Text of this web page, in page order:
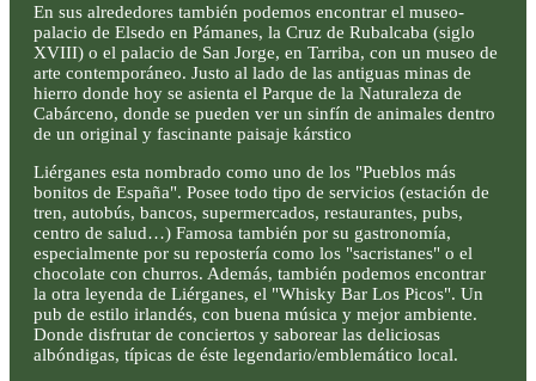
En sus alrededores también podemos encontrar el museo-
palacio de Elsedo en Pámanes, la Cruz de Rubalcaba (siglo
XVIII) o el palacio de San Jorge, en Tarriba, con un museo de
arte contemporáneo. Justo al lado de las antiguas minas de
hierro donde hoy se asienta el Parque de la Naturaleza de
Cabárceno, donde se pueden ver un sinfín de animales dentro
de un original y fascinante paisaje kárstico
Liérganes esta nombrado como uno de los "Pueblos más
bonitos de España". Posee todo tipo de servicios (estación de
tren, autobús, bancos, supermercados, restaurantes, pubs,
centro de salud…) Famosa también por su gastronomía,
especialmente por su repostería como los "sacristanes" o el
chocolate con churros. Además, también podemos encontrar
la otra leyenda de Liérganes, el "Whisky Bar Los Picos". Un
pub de estilo irlandés, con buena música y mejor ambiente.
Donde disfrutar de conciertos y saborear las deliciosas
albóndigas, típicas de éste legendario/emblemático local.